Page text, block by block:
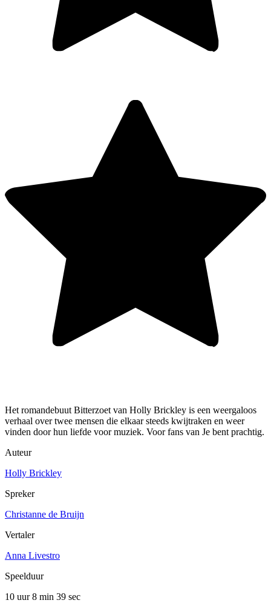
Het romandebuut Bitterzoet van Holly Brickley is een weergaloos
verhaal over twee mensen die elkaar steeds kwijtraken en weer
vinden door hun liefde voor muziek. Voor fans van Je bent prachtig.
Auteur
Holly Brickley
Spreker
Christanne de Bruijn
Vertaler
Anna Livestro
Speelduur
10 uur 8 min 39 sec